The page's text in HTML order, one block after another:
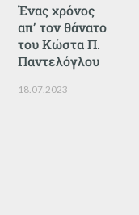
Ένας χρόνος
απ’ τον θάνατο
του Κώστα Π.
Παντελόγλου
18.07.2023